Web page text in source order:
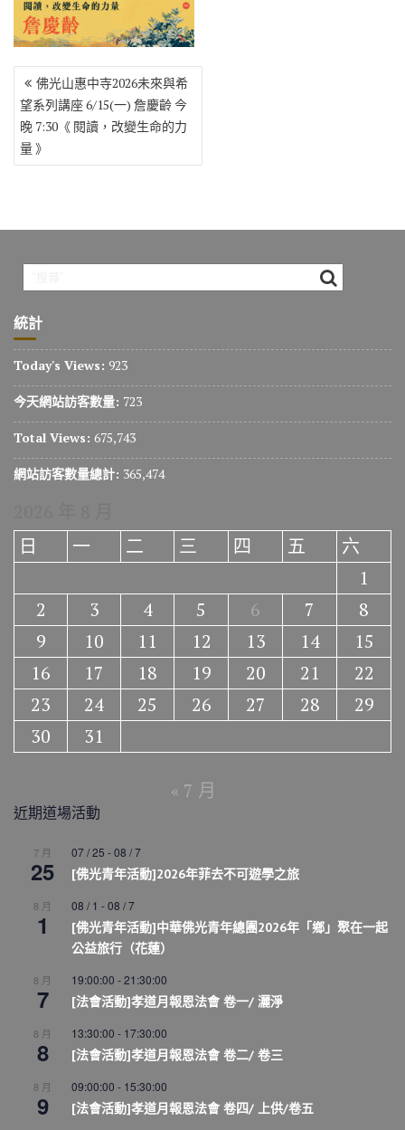
文
章
導
覽
佛光山惠中寺2026未來與希
望系列講座 6/15(一) 詹慶齡 今
晚 7:30《 閱讀，改變生命的力
量 》
統計
Today's Views: 923
今天網站訪客數量: 723
Total Views: 675,743
網站訪客數量總計: 365,474
日
一 二 三 四 五
六
1
2
3 4 5 6 7
8
9
10 11 12 13 14
15
16
17 18 19 20 21
22
23
24 25 26 27 28
29
30
31
« 7 月
近期道場活動
7 月
25
07 / 25 -08 / 7
[佛光青年活動]2026年菲去不可遊學之旅
8 月
1
08 / 1 -08 / 7
[佛光青年活動]中華佛光青年總團2026年「鄉」聚在一起
公益旅行（花蓮）
8 月
7
19:00:00 -21:30:00
[法會活動]孝道月報恩法會 卷一/ 灑淨
8 月
8
13:30:00 - 17:30:00
[法會活動]孝道月報恩法會 卷二/ 卷三
8 月
9
09:00:00 - 15:30:00
[法會活動]孝道月報恩法會 卷四/ 上供/卷五